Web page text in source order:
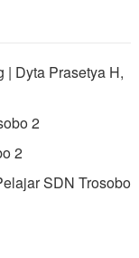
| Dyta Prasetya H,
2
2
SDN Trosobo